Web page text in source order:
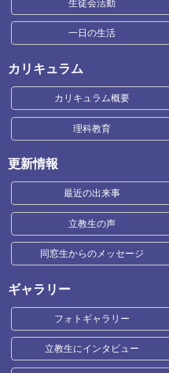
生徒会活動
一日の生活
カリキュラム
カリキュラム概要
理科教育
更新情報
最近の出来事
立教生の声
同窓生からのメッセージ
ギャラリー
フォトギャラリー
立教生にインタビュー